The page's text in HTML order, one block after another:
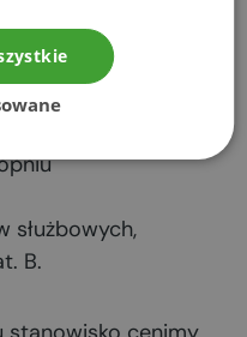
prawa w zakresie
służbowych,
B.